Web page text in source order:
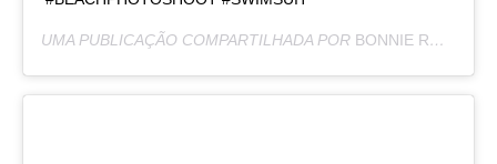
UMA PUBLICAÇÃO COMPARTILHADA POR BONNIE RODRÍGUEZ KRZYWICKI